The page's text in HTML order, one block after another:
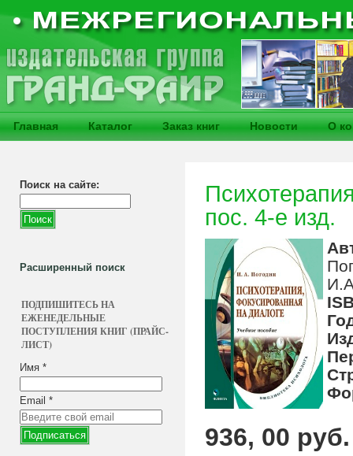
Главная Каталог Заказ книг Новости О
Поиск на сайте:
Расширенный поиск
ПОДПИШИТЕСЬ НА
ЕЖЕНЕДЕЛЬНЫЕ
ПОСТУПЛЕНИЯ КНИГ (ПРАЙС-
ЛИСТ)
Имя *
Email *
пос. 4-е изд.
936, 00 руб.